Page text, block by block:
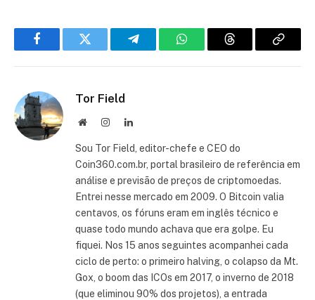
FacebookTwitter TelegramWhatsAppThreads Copiar
Tor Field
Site InstagramLinkedIn
Sou Tor Field, editor-chefe e CEO do
Coin360.com.br, portal brasileiro de referência em
análise e previsão de preços de criptomoedas.
Entrei nesse mercado em 2009. O Bitcoin valia
centavos, os fóruns eram em inglês técnico e
quase todo mundo achava que era golpe. Eu
fiquei. Nos 15 anos seguintes acompanhei cada
ciclo de perto: o primeiro halving, o colapso da Mt.
Gox, o boom das ICOs em 2017, o inverno de 2018
(que eliminou 90% dos projetos), a entrada